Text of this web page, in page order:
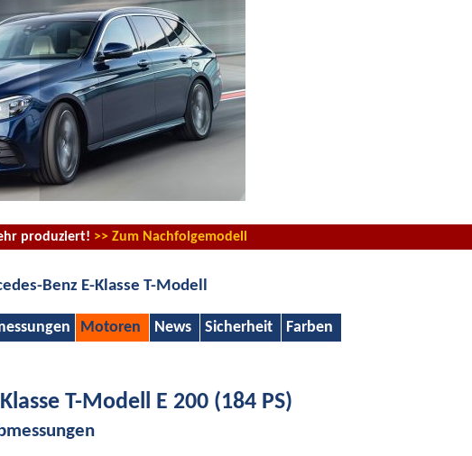
produziert! >> Zum Nachfolgemodell
Benz E-Klasse T-Modell
Motoren News Sicherheit Farben
T-Modell E 200 (184 PS)